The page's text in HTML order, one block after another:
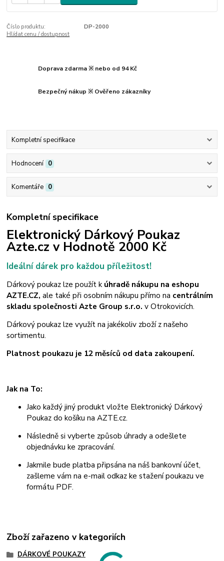
Číslo produktu:
DP-2000
Hlídat cenu / dostupnost
Doprava zdarma ※ nebo od 94 Kč
Bezpečný nákup ※ Ověřeno zákazníky
Kompletní specifikace
Hodnocení 0
Komentáře 0
Kompletní specifikace
Elektronický Dárkový Poukaz
Azte.cz v Hodnotě 2000 Kč
Ideální dárek pro každou příležitost!
Dárkový poukaz lzepoužít kúhradě nákupu na eshopu
AZTE.CZ,ale také při osobním nákupu přímo na centrálním
skladu společnosti Azte Group s.r.o.v Otrokovicích.
Dárkový poukaz lze využít na jakékoliv zboží z našeho
sortimentu.
Platnost poukazu je 12 měsíců od data zakoupení.
Jak na To:
Jako každý jiný produkt vložte Elektronický Dárkový
Poukaz do košíku na AZTE.cz.
Následně si vyberte způsob úhrady a odešlete
objednávku ke zpracování.
Jakmile bude platba připsána na náš bankovní účet,
zašleme vám na e-mail odkaz ke stažení poukazu ve
formátu PDF.
Zboží zařazeno v kategoriích
DÁRKOVÉ POUKAZY